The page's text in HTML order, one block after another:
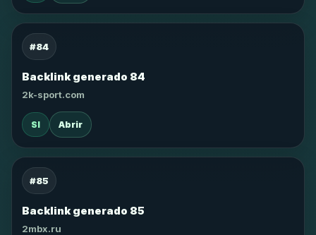
#84
Backlink generado 84
2k-sport.com
SI Abrir
#85
Backlink generado 85
2mbx.ru